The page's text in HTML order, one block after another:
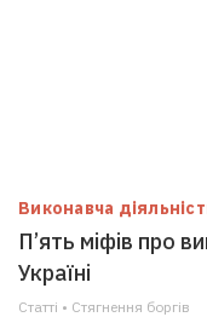
Виконавча
П’ять міфів про
Україні
Статті • Стягнення боргiв